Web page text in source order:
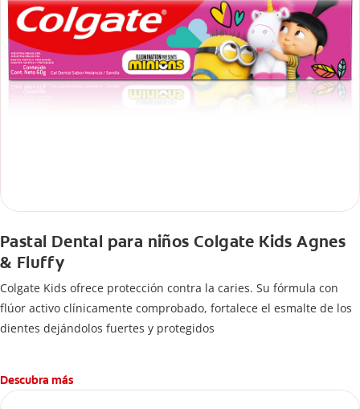
Pastal Dental para niños Colgate Kids Agnes
& Fluffy
Colgate Kids ofrece protección contra la caries. Su fórmula con
flúor activo clínicamente comprobado, fortalece el esmalte de los
dientes dejándolos fuertes y protegidos
Descubra más